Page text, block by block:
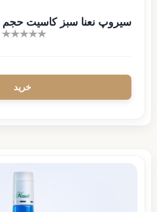
سیروپ نعنا سبز کاسیت حجم 750 میل